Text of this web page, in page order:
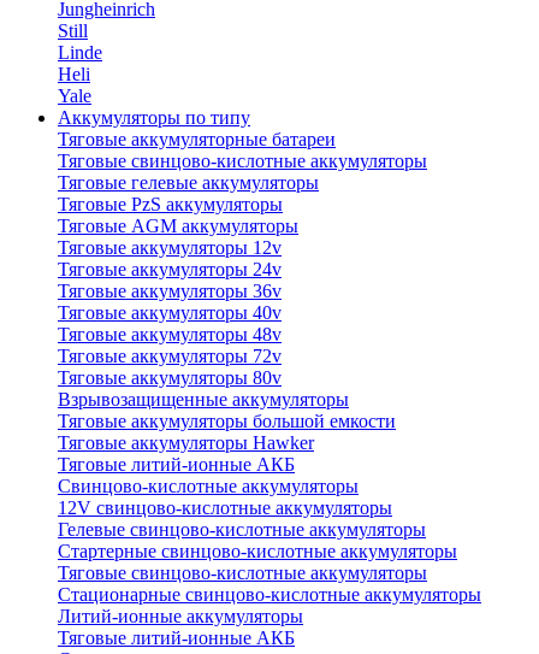
Jungheinrich
Still
Linde
Heli
Yale
Аккумуляторы по типу
Тяговые аккумуляторные батареи
Тяговые свинцово-кислотные аккумуляторы
Тяговые гелевые аккумуляторы
Тяговые PzS аккумуляторы
Тяговые AGM аккумуляторы
Тяговые аккумуляторы 12v
Тяговые аккумуляторы 24v
Тяговые аккумуляторы 36v
Тяговые аккумуляторы 40v
Тяговые аккумуляторы 48v
Тяговые аккумуляторы 72v
Тяговые аккумуляторы 80v
Взрывозащищенные аккумуляторы
Тяговые аккумуляторы большой емкости
Тяговые аккумуляторы Hawker
Тяговые литий-ионные АКБ
Свинцово-кислотные аккумуляторы
12V свинцово-кислотные аккумуляторы
Гелевые свинцово-кислотные аккумуляторы
Стартерные свинцово-кислотные аккумуляторы
Тяговые свинцово-кислотные аккумуляторы
Стационарные свинцово-кислотные аккумуляторы
Литий-ионные аккумуляторы
Тяговые литий-ионные АКБ